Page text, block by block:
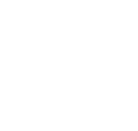
zur Kapitalerhaltung
Jahres i.H.v.
und betragen am
betrugen zum
Kirchturmprojekt
können hierfür
werden.